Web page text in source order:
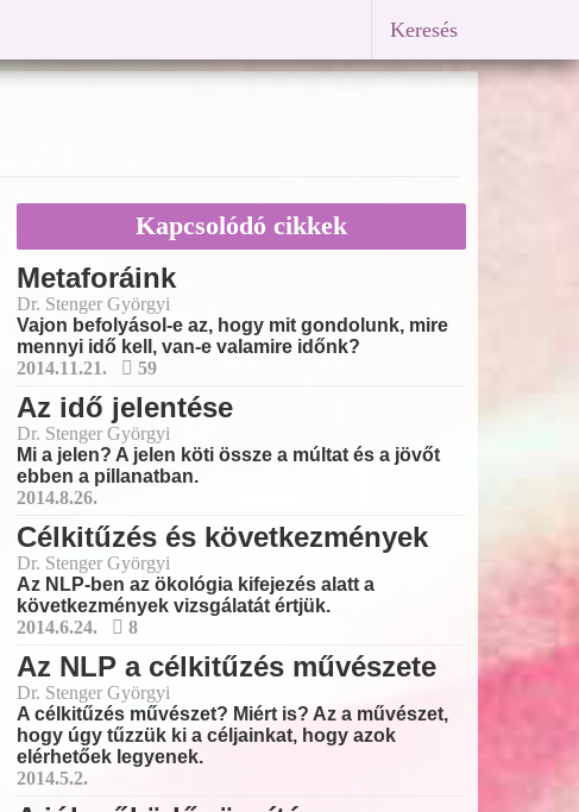
Keresés
Kapcsolódó cikkek
Metaforáink
Dr. Stenger Györgyi
Vajon befolyásol-e az, hogy mit gondolunk, mire
mennyi idő kell, van-e valamire időnk?
2014.11.21.
59
Az idő jelentése
Dr. Stenger Györgyi
Mi a jelen? A jelen köti össze a múltat és a jövőt
ebben a pillanatban.
2014.8.26.
Célkitűzés és következmények
Dr. Stenger Györgyi
Az NLP-ben az ökológia kifejezés alatt a
következmények vizsgálatát értjük.
2014.6.24.
8
Az NLP a célkitűzés művészete
Dr. Stenger Györgyi
A célkitűzés művészet? Miért is? Az a művészet,
hogy úgy tűzzük ki a céljainkat, hogy azok
elérhetőek legyenek.
2014.5.2.